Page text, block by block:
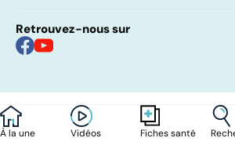
À la une Vidéos Fiches santé
Retrouvez-nous sur